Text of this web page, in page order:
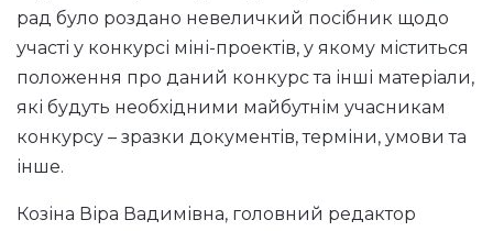
рад було роздано невеличкий посібник щодо
участі у конкурсі міні-проектів, у якому міститься
положення про даний конкурс та інші матеріали,
які будуть необхідними майбутнім учасникам
конкурсу – зразки документів, терміни, умови та
інше.
Козіна Віра Вадимівна, головний редактор